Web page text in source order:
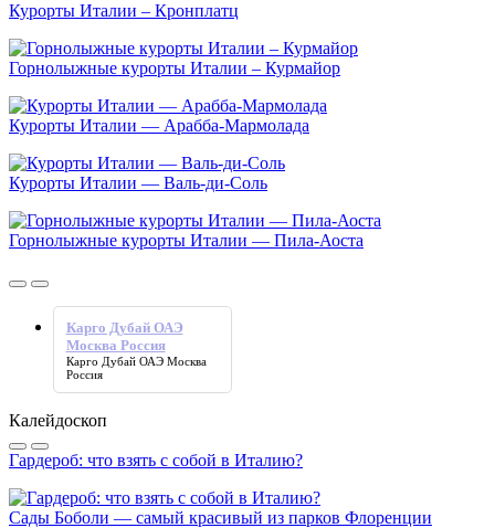
Курорты Италии – Кронплатц
Горнолыжные курорты Италии – Курмайор
Курорты Италии — Арабба-Мармолада
Курорты Италии — Валь-ди-Соль
Горнолыжные курорты Италии — Пила-Аоста
Карго Дубай ОАЭ
Москва Россия
Карго Дубай ОАЭ Москва
Россия
Калейдоскоп
Гардероб: что взять с собой в Италию?
Сады Боболи — самый красивый из парков Флоренции